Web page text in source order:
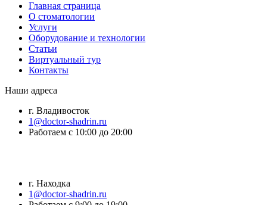
Главная страница
О стоматологии
Услуги
Оборудование и технологии
Статьи
Виртуальный тур
Контакты
Наши адреса
г. Владивосток
1@doctor-shadrin.ru
Работаем с 10:00 до 20:00
г. Находка
1@doctor-shadrin.ru